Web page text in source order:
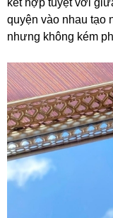
quyện vào nhau tạo
nhưng không kém